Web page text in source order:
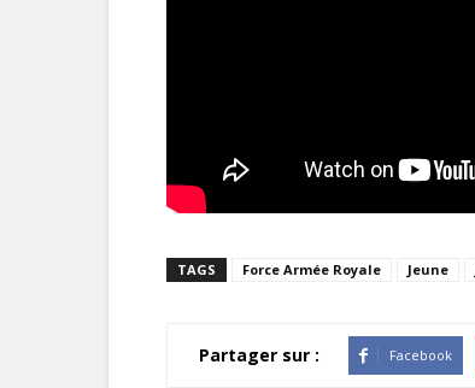
TAGS Force Armée Royale Jeune
Partager sur : Facebook